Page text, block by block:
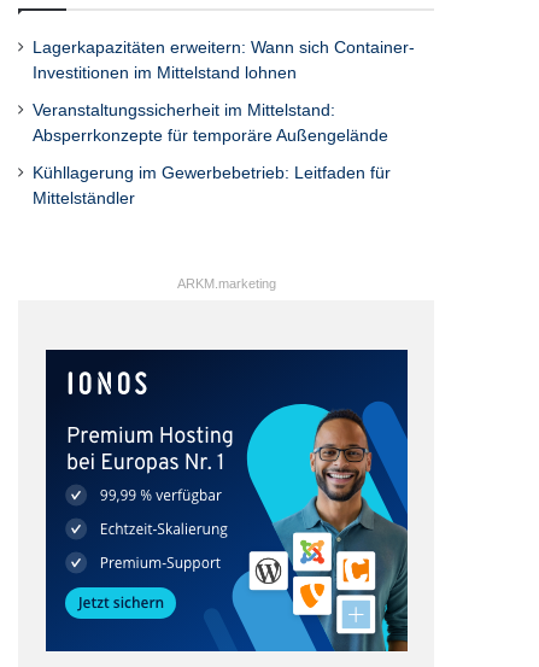
Lagerkapazitäten erweitern: Wann sich Container-
Investitionen im Mittelstand lohnen
Veranstaltungssicherheit im Mittelstand:
Absperrkonzepte für temporäre Außengelände
Kühllagerung im Gewerbebetrieb: Leitfaden für
Mittelständler
ARKM.marketing